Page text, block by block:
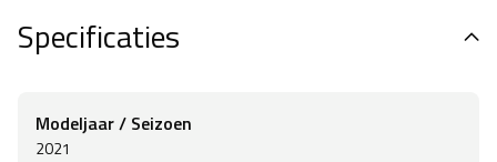
compatibele frames). Gewicht: 33g
Specificaties
Modeljaar / Seizoen
2021